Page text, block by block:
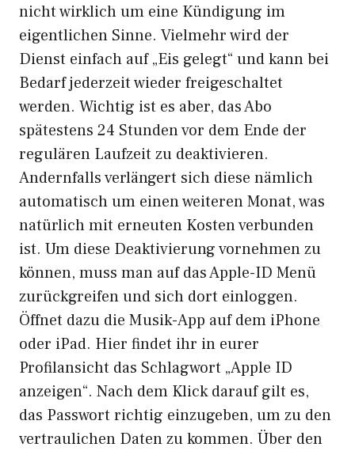
nicht wirklich um eine Kündigung im
eigentlichen Sinne. Vielmehr wird der
Dienst einfach auf „Eis gelegt“ und kann bei
Bedarf jederzeit wieder freigeschaltet
werden. Wichtig ist es aber, das Abo
spätestens 24 Stunden vor dem Ende der
regulären Laufzeit zu deaktivieren.
Andernfalls verlängert sich diese nämlich
automatisch um einen weiteren Monat, was
natürlich mit erneuten Kosten verbunden
ist. Um diese Deaktivierung vornehmen zu
können, muss man auf das Apple-ID Menü
zurückgreifen und sich dort einloggen.
Öffnet dazu die Musik-App auf dem iPhone
oder iPad. Hier findet ihr in eurer
Profilansicht das Schlagwort „Apple ID
anzeigen“. Nach dem Klick darauf gilt es,
das Passwort richtig einzugeben, um zu den
vertraulichen Daten zu kommen. Über den